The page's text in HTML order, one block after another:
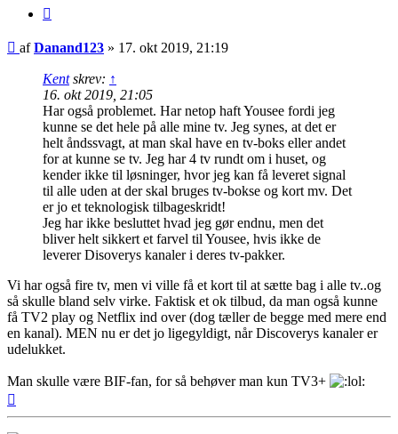
Indlæg
afDanand123 » 17. okt 2019, 21:19
Kentskrev: ↑
16. okt 2019, 21:05
Har også problemet. Har netop haft Yousee fordi jeg
kunne se det hele på alle mine tv. Jeg synes, at det er
helt åndssvagt, at man skal have en tv-boks eller andet
for at kunne se tv. Jeg har 4 tv rundt om i huset, og
kender ikke til løsninger, hvor jeg kan få leveret signal
til alle uden at der skal bruges tv-bokse og kort mv. Det
er jo et teknologisk tilbageskridt!
Jeg har ikke besluttet hvad jeg gør endnu, men det
bliver helt sikkert et farvel til Yousee, hvis ikke de
leverer Disoverys kanaler i deres tv-pakker.
Vi har også fire tv, men vi ville få et kort til at sætte bag i alle tv..og
så skulle bland selv virke. Faktisk et ok tilbud, da man også kunne
få TV2 play og Netflix ind over (dog tæller de begge med mere end
en kanal). MEN nu er det jo ligegyldigt, når Discoverys kanaler er
udelukket.
Man skulle være BIF-fan, for så behøver man kun TV3+